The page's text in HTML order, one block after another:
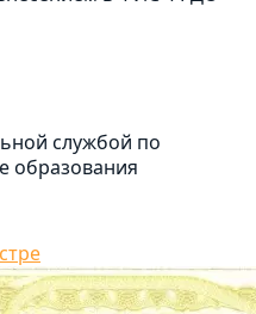
службой по
образования